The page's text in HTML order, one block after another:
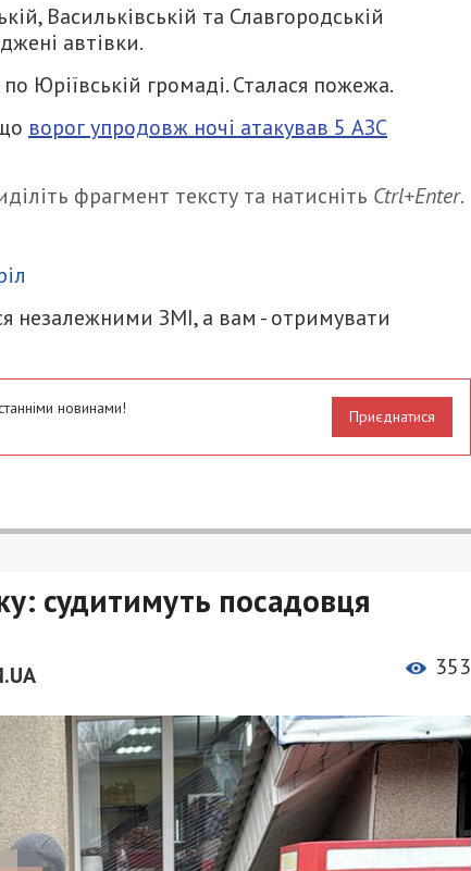
Васильківській та Славгородській
автівки.
Юріївській громаді. Сталася пожежа.
ворог упродовж ночі атакував 5 АЗС
фрагмент тексту та натисніть Ctrl+Enter.
незалежними ЗМІ, а вам - отримувати
новинами! Приєднатися
судитимуть посадовця
353